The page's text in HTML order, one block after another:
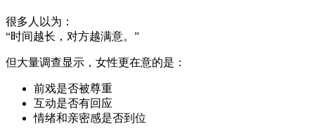
很多人以为：
“时间越长，对方越满意。”
但大量调查显示，女性更在意的是：
前戏是否被尊重
互动是否有回应
情绪和亲密感是否到位